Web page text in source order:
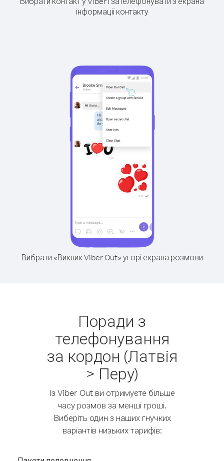
інформації контакту
Вибрати «Виклик Viber Out» угорі екрана розмови
Поради з
телефонування
за кордон (Латвія
> Перу)
Із Viber Out ви отримуєте більше
часу розмов за менші гроші.
Виберіть один з наших гнучких
варіантів низьких тарифів: